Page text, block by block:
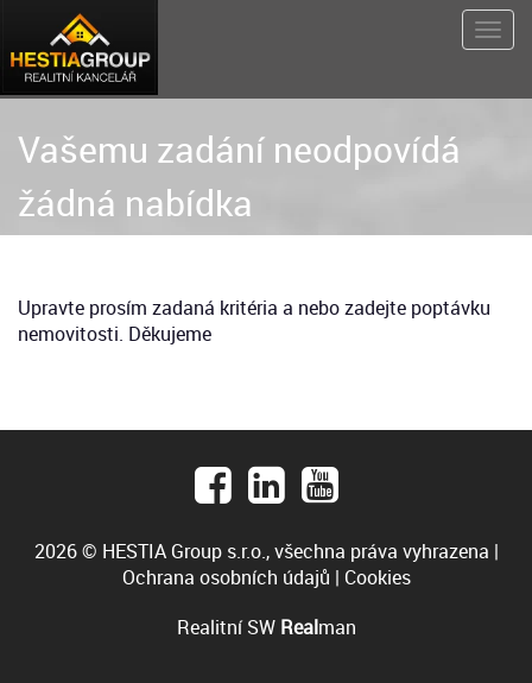
Vašemu zadání neodpovídá
žádná nabídka
Upravte prosím zadaná kritéria a nebo zadejte poptávku
nemovitosti. Děkujeme
2026 © HESTIA Group s.r.o., všechna práva vyhrazena |
Ochrana osobních údajů | Cookies
Realitní SW Realman